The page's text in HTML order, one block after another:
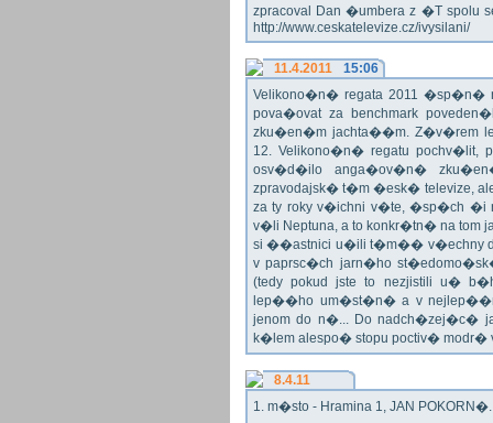
zpracoval Dan �umbera z �T spolu
http://www.ceskatelevize.cz/ivysilani/
11.4.2011
15:06
Velikono�n� regata 2011 �sp�n�
pova�ovat za benchmark
zku�en�m jachta��m. Z�v�rem
12. Velikono�n� regatu
osv�d�ilo anga�ov�n�
zpravodajsk� t�m �esk� televize,
za ty roky v�ichni v�te, �sp�ch
v�li Neptuna, a to konkr�tn� na tom
si ��astnici u�ili t�m�� v�echny
v paprsc�ch jarn�ho
(tedy pokud jste to nezjistili u�
lep��ho um�st�n� a v
jenom do n�... Do nadch�zej�c�
k�lem alespo� stopu poctiv�
8.4.11
1. m�sto - Hramina 1, JAN